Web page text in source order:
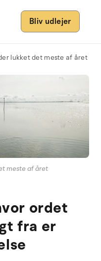
Bliv udlejer
lukket det meste af året
meste af året
ordet
fra er